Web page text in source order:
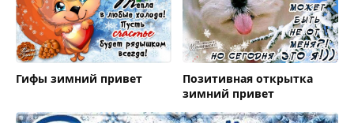
Гифы зимний привет
Позитивная открытка
зимний привет